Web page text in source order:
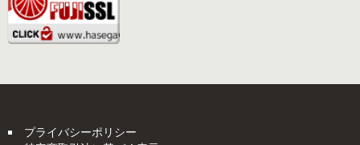
プライバシーポリシー